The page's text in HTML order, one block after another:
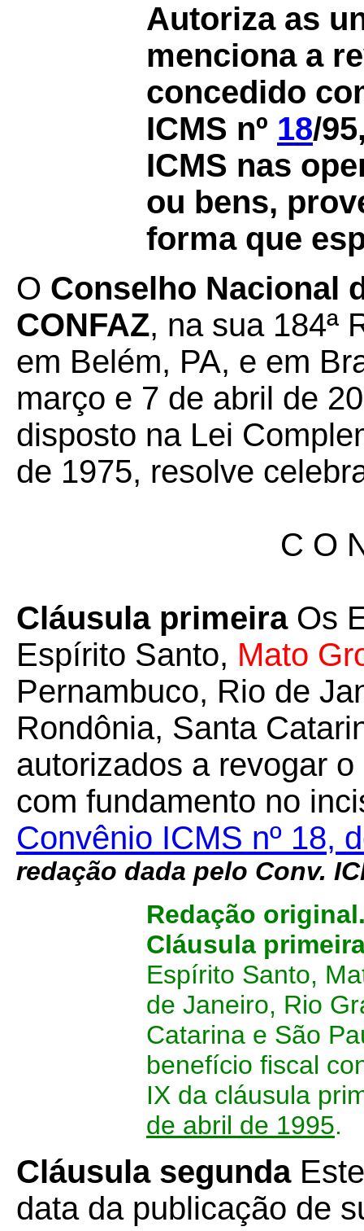
Autoriza as
menciona a
concedido
ICMS nº 18/
ICMS nas
ou bens,
forma que
O Conselho Nacional
CONFAZ, na sua 184ª
em Belém, PA, e em
março e 7 de abril de
disposto na Lei
de 1975, resolve
C O
Cláusula primeiraOs
Espírito Santo, Mato
Pernambuco, Rio de
Rondônia, Santa
autorizados a revogar
com fundamento no
Convênio ICMS nº 18,
redação dada pelo Conv.
Redação
Cláusula
Espírito Santo,
de Janeiro, Rio
Catarina e São
benefício fiscal
IX da cláusula
de abril de 1995.
Cláusula segunda
data da publicação de